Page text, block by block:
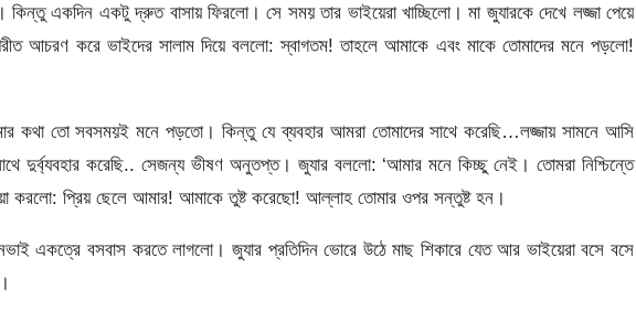
কিন্তু একদিন একটু দ্রুত বাসায় ফিরলো। সে সময় তার ভাইয়েরা খাচ্ছিলো। মা জুযারকে দেখে লজ্জা পেয়ে
আচরণ করে ভাইদের সালাম দিয়ে বললো: স্বাগতম! তাহলে আমাকে এবং মাকে তোমাদের মনে পড়লো!
কথা তো সবসময়ই মনে পড়তো। কিন্তু যে ব্যবহার আমরা তোমাদের সাথে করেছি…লজ্জায় সামনে আসি
দুর্ব্যবহার করেছি.. সেজন্য ভীষণ অনুতপ্ত। জুযার বললো: ‘আমার মনে কিচ্ছু নেই। তোমরা নিশ্চিন্তে
করলো: প্রিয় ছেলে আমার! আমাকে তুষ্ট করেছো! আল্লাহ তোমার ওপর সন্তুষ্ট হন।
একত্রে বসবাস করতে লাগলো। জুযার প্রতিদিন ভোরে উঠে মাছ শিকারে যেত আর ভাইয়েরা বসে বসে